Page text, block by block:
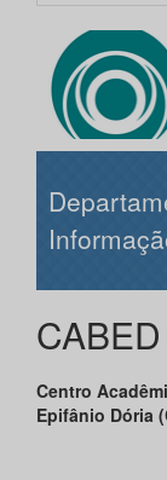
CABED
Centro
Epifânio Dória